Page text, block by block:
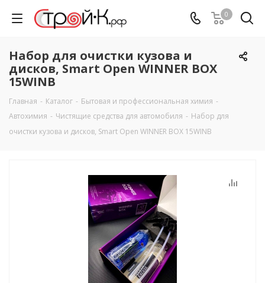
0
Набор для очистки кузова и
дисков, Smart Open WINNER BOX
15WINB
Главная - Каталог - Бытовая и профессиональная химия -
Автохимия - Чистящие средства для автомобиля - Набор для
очистки кузова и дисков, Smart Open WINNER BOX 15WINB